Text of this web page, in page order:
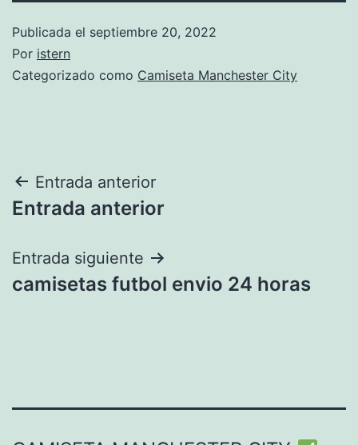
Publicada el septiembre 20, 2022
Por istern
Categorizado como Camiseta Manchester City
Navegación
de
entradas
Entrada anterior
Entrada anterior
Entrada siguiente
camisetas futbol envio 24 horas